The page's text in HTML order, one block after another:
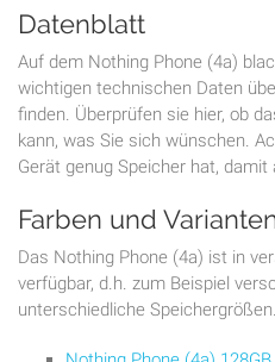
Datenblatt
Auf dem Nothing Phone (4a)
wichtigen technischen Daten
finden. Überprüfen sie hier, ob
kann, was Sie sich wünschen.
Gerät genug Speicher hat,
Farben und
Das Nothing Phone (4a) ist in
verfügbar, d.h. zum Beispiel
unterschiedliche Speichergrößen.